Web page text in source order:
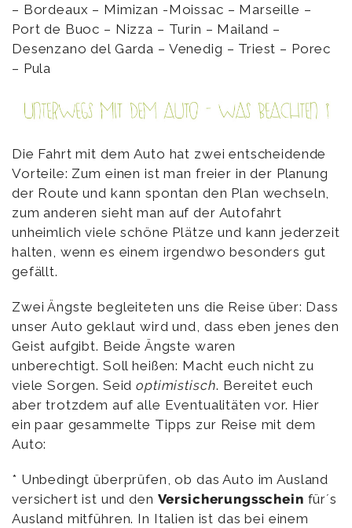
– Bordeaux – Mimizan -Moissac – Marseille –
Port de Buoc – Nizza – Turin – Mailand –
Desenzano del Garda – Venedig – Triest – Porec
– Pula
Die Fahrt mit dem Auto hat zwei entscheidende
Vorteile: Zum einen ist man freier in der Planung
der Route und kann spontan den Plan wechseln,
zum anderen sieht man auf der Autofahrt
unheimlich viele schöne Plätze und kann jederzeit
halten, wenn es einem irgendwo besonders gut
gefällt.
Zwei Ängste begleiteten uns die Reise über: Dass
unser Auto geklaut wird und, dass eben jenes den
Geist aufgibt. Beide Ängste waren
unberechtigt. Soll heißen: Macht euch nicht zu
viele Sorgen. Seid optimistisch. Bereitet euch
aber trotzdem auf alle Eventualitäten vor. Hier
ein paar gesammelte Tipps zur Reise mit dem
Auto:
* Unbedingt überprüfen, ob das Auto im Ausland
versichert ist und den Versicherungsschein für´s
Ausland mitführen. In Italien ist das bei einem